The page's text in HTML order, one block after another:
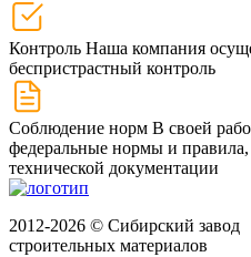
Контроль Наша компания
беспристрастный контроль
Соблюдение норм В своей
федеральные нормы и правила,
технической документации
2012-2026 © Сибирский завод
строительных материалов